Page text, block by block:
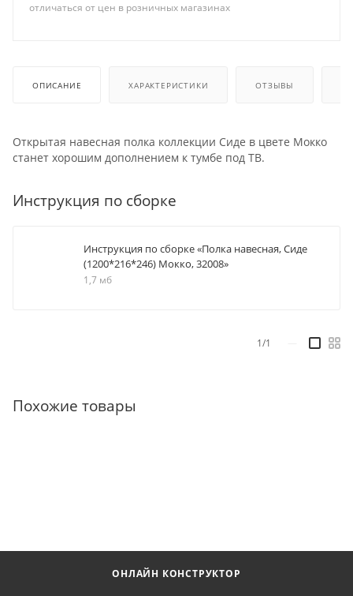
отличаться от цен в розничных магазинах
ОПИСАНИЕ ХАРАКТЕРИСТИКИ ОТЗЫВЫ
Открытая навесная полка коллекции Сиде в цвете Мокко
станет хорошим дополнением к тумбе под ТВ.
Инструкция по сборке
Инструкция по сборке «Полка навесная, Сиде
(1200*216*246) Мокко, 32008»
1,7 мб
1/1
Похожие товары
ОНЛАЙН КОНСТРУКТОР